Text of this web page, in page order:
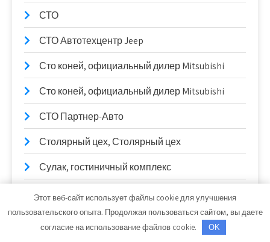
СТО
СТО Автотехцентр Jeep
Сто коней, официальный дилер Mitsubishi
Сто коней, официальный дилер Mitsubishi
СТО Партнер-Авто
Столярный цех, Столярный цех
Сулак, гостиничный комплекс
Сывлах, Баня №2
Сывлах, Баня №2
Этот веб-сайт использует файлы cookie для улучшения
пользовательского опыта. Продолжая пользоваться сайтом, вы даете
согласие на использование файлов cookie.
OK